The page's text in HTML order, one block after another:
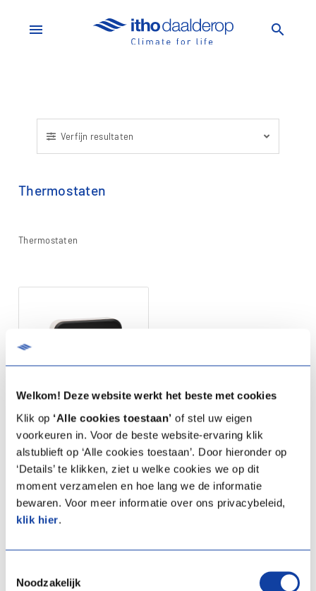
Welkom! Deze website werkt het beste met cookies
Klik op ‘Alle cookies toestaan’ of stel uw eigen
voorkeuren in. Voor de beste website-ervaring klik
alstublieft op ‘Alle cookies toestaan’. Door hieronder op
‘Details’ te klikken, ziet u welke cookies we op dit
moment verzamelen en hoe lang we de informatie
bewaren. Voor meer informatie over ons privacybeleid,
klik hier.
Noodzakelijk
menu search
Verfijn resultaten
Thermostaten
Thermostaten
Spider
klimaatthermostaat
Artikelprijs: (Excl.
BTW)